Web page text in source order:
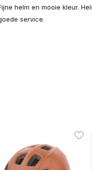
helm en mooie kleur.
service.